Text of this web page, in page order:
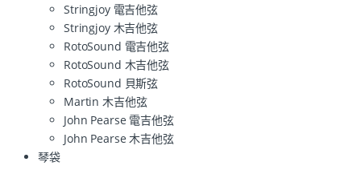
Stringjoy 電吉他弦
Stringjoy 木吉他弦
RotoSound 電吉他弦
RotoSound 木吉他弦
RotoSound 貝斯弦
Martin 木吉他弦
John Pearse 電吉他弦
John Pearse 木吉他弦
琴袋